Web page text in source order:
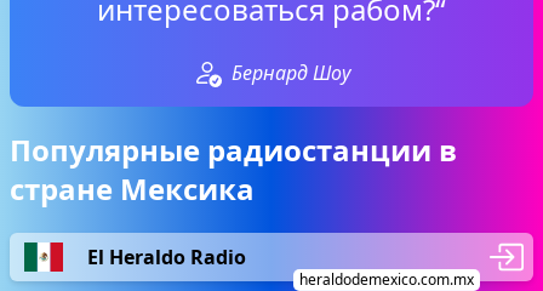
интересоваться рабом?“
Бернард Шоу
Популярные радиостанции в
стране Мексика
El Heraldo Radio
heraldodemexico.com.mx